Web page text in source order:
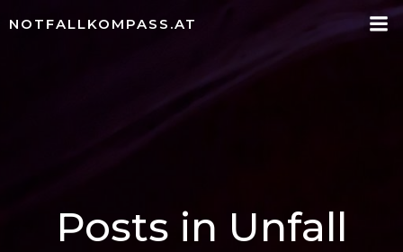
NOTFALLKOMPASS.AT
Posts in Unfall